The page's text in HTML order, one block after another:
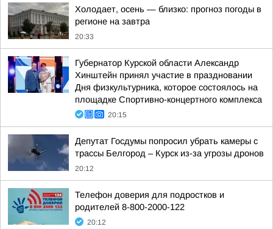
Холодает, осень — близко: прогноз погоды в
регионе на завтра
20:33
Губернатор Курской области Александр
Хинштейн принял участие в праздновании
Дня физкультурника, которое состоялось на
площадке Спортивно-концертного комплекса
20:15
Депутат Госдумы попросил убрать камеры с
трассы Белгород – Курск из-за угрозы дронов
20:12
Телефон доверия для подростков и
родителей 8-800-2000-122
20:12